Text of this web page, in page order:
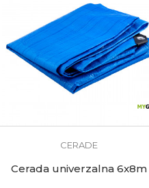
CERADE
Cerada univerzalna 6x8m